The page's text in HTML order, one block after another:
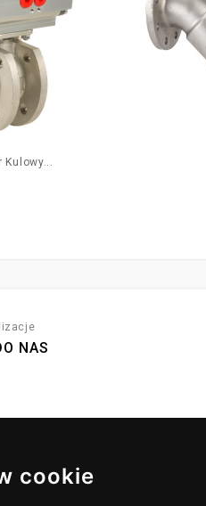
cookie
Kulowy...
NAS